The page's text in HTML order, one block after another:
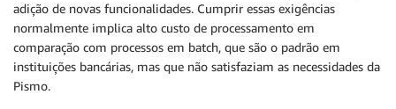
adição de novas funcionalidades. Cumprir essas exigências
normalmente implica alto custo de processamento em
comparação com processos em batch, que são o padrão em
instituições bancárias, mas que não satisfaziam as necessidades da
Pismo.